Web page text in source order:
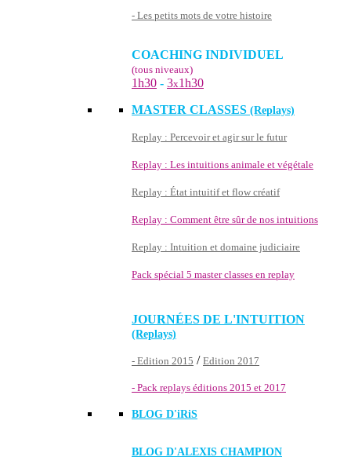
- Les petits mots de votre histoire
COACHING INDIVIDUEL
(tous niveaux)
1h30 - 3x1h30
MASTER CLASSES (Replays)
Replay : Percevoir et agir sur le futur
Replay : Les intuitions animale et végétale
Replay : État intuitif et flow créatif
Replay : Comment être sûr de nos intuitions
Replay : Intuition et domaine judiciaire
Pack spécial 5 master classes en replay
JOURNÉES DE L'INTUITION
(Replays)
- Edition 2015 / Edition 2017
- Pack replays éditions 2015 et 2017
BLOG D'iRiS
BLOG D'ALEXIS CHAMPION